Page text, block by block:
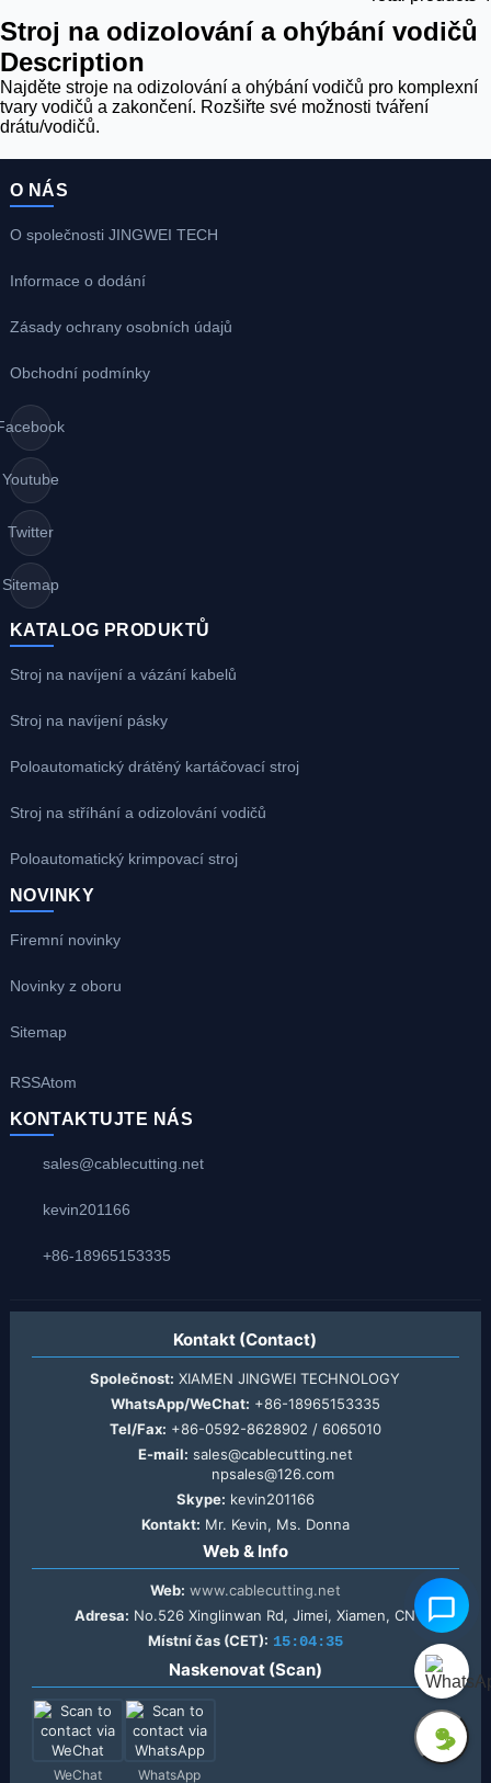
Stroj na odizolování a ohýbání vodičů
Description
Najděte stroje na odizolování a ohýbání vodičů pro komplexní
tvary vodičů a zakončení. Rozšiřte své možnosti tváření
drátu/vodičů.
O NÁS
O společnosti JINGWEI TECH
Informace o dodání
Zásady ochrany osobních údajů
Obchodní podmínky
Youtube
Twitter
Sitemap
KATALOG PRODUKTŮ
Stroj na navíjení a vázání kabelů
Stroj na navíjení pásky
Poloautomatický drátěný kartáčovací stroj
Stroj na stříhání a odizolování vodičů
Poloautomatický krimpovací stroj
NOVINKY
Firemní novinky
Novinky z oboru
Sitemap
RSSAtom
KONTAKTUJTE NÁS
sales@cablecutting.net
kevin201166
+86-18965153335
Kontakt (Contact)
Společnost: XIAMEN JINGWEI TECHNOLOGY
WhatsApp/WeChat: +86-18965153335
Tel/Fax: +86-0592-8628902 / 6065010
E-mail: sales@cablecutting.net
npsales@126.com
Skype: kevin201166
Kontakt: Mr. Kevin, Ms. Donna
Web & Info
Web: www.cablecutting.net
Adresa: No.526 Xinglinwan Rd, Jimei, Xiamen, CN
Místní čas (CET): 15:04:36
Naskenovat (Scan)
WeChat WhatsApp